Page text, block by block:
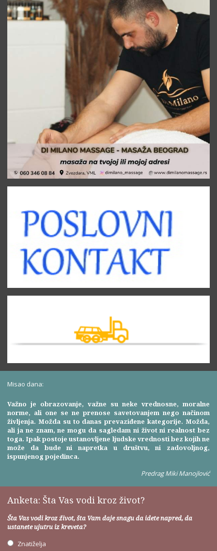
Misao dana:
Važno je obrazovanje, važne su neke vrednosne, moralne
norme, ali one se ne prenose savetovanjem nego načinom
življenja. Možda su to danas prevaziđene kategorije. Možda,
ali ja ne znam, ne mogu da sagledam ni život ni realnost bez
toga. Ipak postoje ustanovljene ljudske vrednosti bez kojih ne
može da bude ni napretka u društvu, ni zadovoljnog,
ispunjenog pojedinca.
Predrag Miki Manojlović
Anketa: Šta Vas vodi kroz život?
Šta Vas vodi kroz život, šta Vam daje snagu da idete napred, da
ustanete ujutru iz kreveta?
Znatiželja